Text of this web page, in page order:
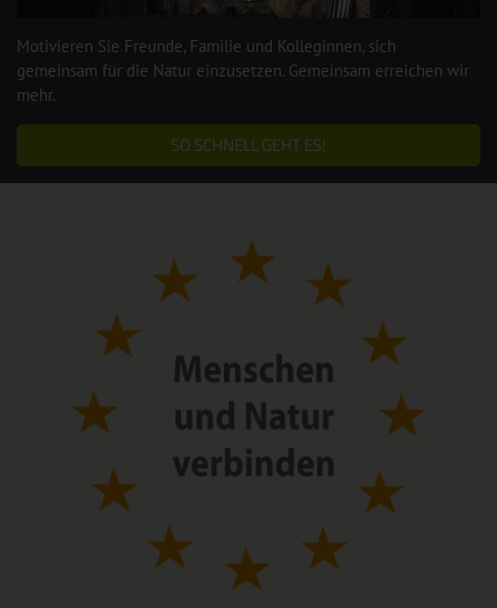
Motivieren Sie Freunde, Familie und Kolleginnen, sich
gemeinsam für die Natur einzusetzen. Gemeinsam erreichen wir
mehr.
SO SCHNELL GEHT ES!